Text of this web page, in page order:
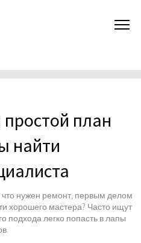
план
найти
что нужен ремонт, первым делом
хорошего мастера? Часто ищут
подхода легко попасть в лапы